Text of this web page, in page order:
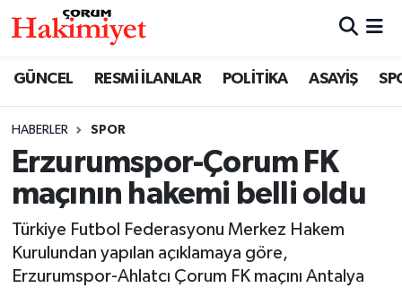
GÜNCEL RESMİ İLANLAR POLİTİKA ASAYİŞ
HABERLER SPOR
Erzurumspor-Çorum FK
maçının hakemi belli oldu
Türkiye Futbol Federasyonu Merkez Hakem
Kurulundan yapılan açıklamaya göre,
Erzurumspor-Ahlatcı Çorum FK maçını Antalya
SAĞLIK
ASAYİŞ
EKONOMİ
Nöbetçi Eczaneler
Çorum Namaz Vakitleri
Trafik Durumu
Süper Lig Puan Durumu ve Fikstür